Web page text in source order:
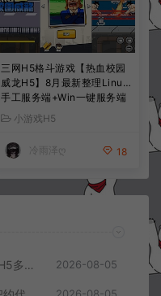
三网H5格斗游戏【热血校园
威龙H5】8月最新整理Linux
手工服务端+Win一键服务端
+解压即玩+简易安卓客户端
+详细搭建教程
小游戏H5
冷雨泽ღ 18
三网H5宫斗养成游戏【盛世芳華H5多区跨服代金券内购优化版】8月最新整理Linux手工服务端+CDK授权后台+全资源安卓+详细搭建教程+视频教程 2026-08-05